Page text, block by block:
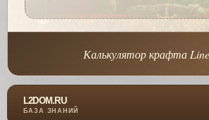
Калькулятор крафта
L2DOM.RU
БАЗА ЗНАНИЙ